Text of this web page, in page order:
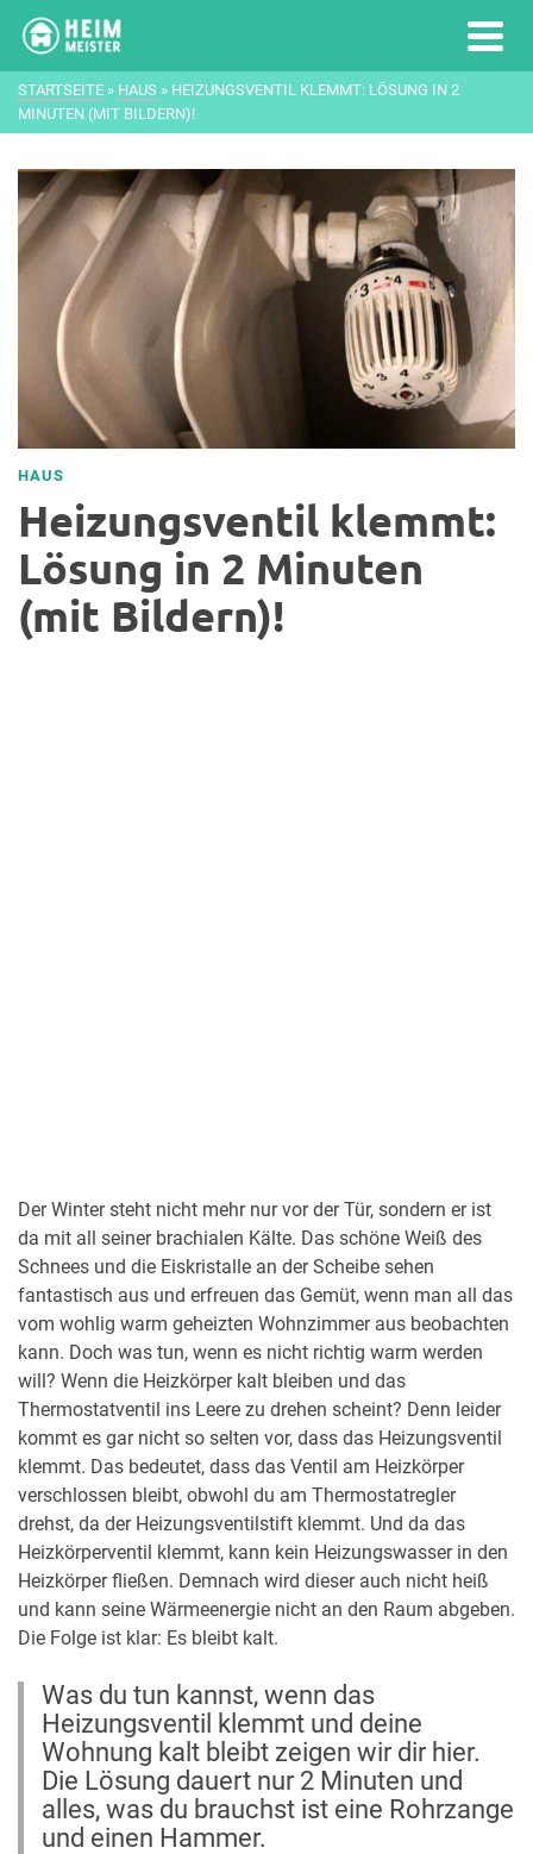
STARTSEITE » HAUS » HEIZUNGSVENTIL KLEMMT: LÖSUNG IN 2
MINUTEN (MIT BILDERN)!
HAUS
Heizungsventil klemmt:
Lösung in 2 Minuten
(mit Bildern)!
Der Winter steht nicht mehr nur vor der Tür, sondern er ist
da mit all seiner brachialen Kälte. Das schöne Weiß des
Schnees und die Eiskristalle an der Scheibe sehen
fantastisch aus und erfreuen das Gemüt, wenn man all das
vom wohlig warm geheizten Wohnzimmer aus beobachten
kann. Doch was tun, wenn es nicht richtig warm werden
will? Wenn die Heizkörper kalt bleiben und das
Thermostatventil ins Leere zu drehen scheint? Denn leider
kommt es gar nicht so selten vor, dass das Heizungsventil
klemmt. Das bedeutet, dass das Ventil am Heizkörper
verschlossen bleibt, obwohl du am Thermostatregler
drehst, da der Heizungsventilstift klemmt. Und da das
Heizkörperventil klemmt, kann kein Heizungswasser in den
Heizkörper fließen. Demnach wird dieser auch nicht heiß
und kann seine Wärmeenergie nicht an den Raum abgeben.
Die Folge ist klar: Es bleibt kalt.
Was du tun kannst, wenn das
Heizungsventil klemmt und deine
Wohnung kalt bleibt zeigen wir dir hier.
Die Lösung dauert nur 2 Minuten und
alles, was du brauchst ist eine Rohrzange
und einen Hammer.